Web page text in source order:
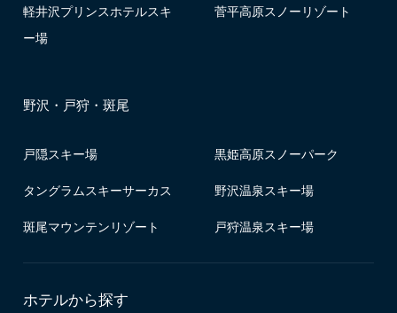
軽井沢プリンスホテルスキ
ー場
菅平高原スノーリゾート
野沢・戸狩・斑尾
戸隠スキー場 黒姫高原スノーパーク
タングラムスキーサーカス 野沢温泉スキー場
斑尾マウンテンリゾート 戸狩温泉スキー場
ホテルから探す